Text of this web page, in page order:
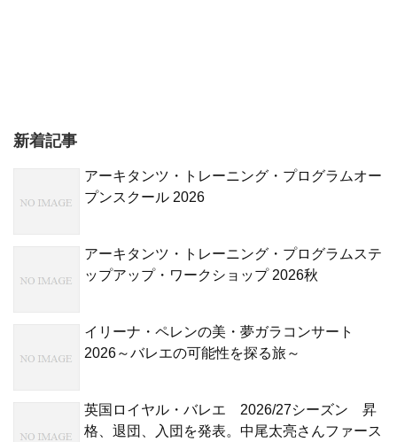
新着記事
アーキタンツ・トレーニング・プログラムオー
プンスクール 2026
アーキタンツ・トレーニング・プログラムステ
ップアップ・ワークショップ 2026秋
イリーナ・ペレンの美・夢ガラコンサート
2026～バレエの可能性を探る旅～
英国ロイヤル・バレエ 2026/27シーズン 昇
格、退団、入団を発表。中尾太亮さんファース